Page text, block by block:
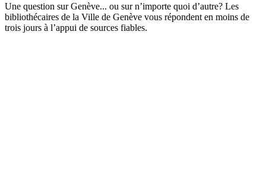
Une question sur Genève... ou sur n’importe quoi d’autre? Les
bibliothécaires de la Ville de Genève vous répondent en moins de
trois jours à l’appui de sources fiables.